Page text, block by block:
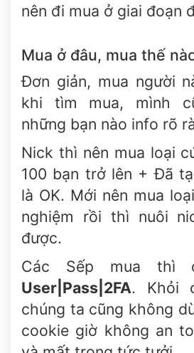
nên đi mua ở giai đoạn
Mua ở đâu, mua thế
Đơn giản, mua người
khi tìm mua, mình
những bạn nào info rõ
Nick thì nên mua loại
100 bạn trở lên + Đã
là OK. Mới nên mua
nghiệm rồi thì nuôi
được.
Các Sếp mua thì
User|Pass|2FA. Khỏi
chúng ta cũng không
cookie giờ không an